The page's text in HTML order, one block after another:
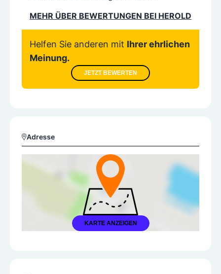
MEHR ÜBER BEWERTUNGEN BEI HEROLD
Helfen Sie anderen mit Ihrer ehrlichen
Meinung.
JETZT BEWERTEN
Adresse
KARTE ANZEIGEN